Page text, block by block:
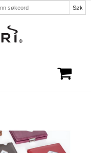
Søk